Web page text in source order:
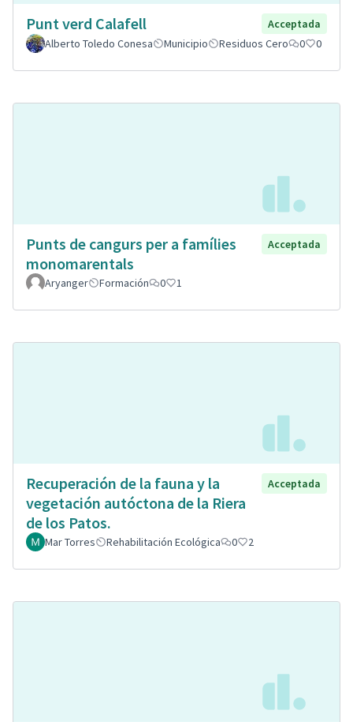
Punt verd Calafell
Acceptada
Alberto Toledo Conesa
Municipio Residuos Cero 0 0
Punts de cangurs per a famílies
monomarentals
Acceptada
Aryanger Formación 0 1
Recuperación de la fauna y la
vegetación autóctona de la Riera
de los Patos.
Acceptada
Mar Torres Rehabilitación Ecológica 0 2